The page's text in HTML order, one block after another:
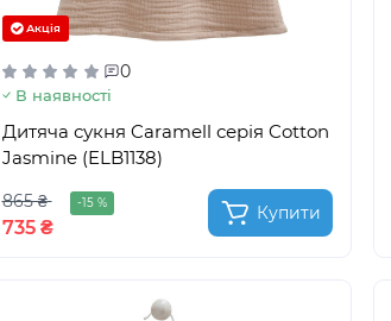
Акція
0
В наявності
Дитяча сукня Caramell серія Cotton
Jasmine (ELB1138)
865 ₴ -15 %
735 ₴
Купити